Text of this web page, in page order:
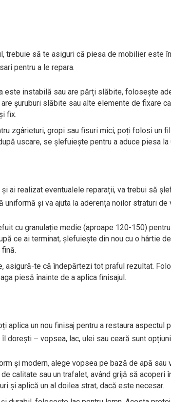
trebuie să te asiguri că piesa de mobilier este
pentru a le repara.
este instabilă sau are părți slăbite, folosește
șuruburi slăbite sau alte elemente de fixare
fix.
zgârieturi, gropi sau fisuri mici, poți folosi un
uscare, se șlefuiește pentru a aduce piesa la
ai realizat eventualele reparații, va trebui să
și va ajuta la aderența noilor straturi de
cu granulație medie (aproape 120-150)
ce ai terminat, șlefuiește din nou cu o hârtie
asigură-te că îndepărtezi tot praful rezultat.
piesă înainte de a aplica finisajul.
aplica un nou finisaj pentru a restaura aspectul
dorești – vopsea, lac, ulei sau ceară sunt
și modern, alege vopsea pe bază de apă sau
calitate sau un trafalet, având grijă să acoperi
și aplică un al doilea strat, dacă este necesar.